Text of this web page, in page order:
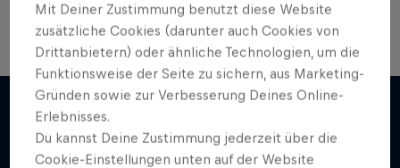
Weiter geht´s hier
Formel-1-Auto kehrt nach Indien
zurück
Das 2012er Indien-GP-Siegerauto in Aktion auf
dem Buddh International Circuit
Spannende und actionreiche Sport-Highlights
Mit Deiner Zustimmung benutzt diese Website
zusätzliche Cookies (darunter auch Cookies von
Drittanbietern) oder ähnliche Technologien, um die
Funktionsweise der Seite zu sichern, aus Marketing-
Gründen sowie zur Verbesserung Deines Online-
Erlebnisses.
Du kannst Deine Zustimmung jederzeit über die
Cookie-Einstellungen unten auf der Website